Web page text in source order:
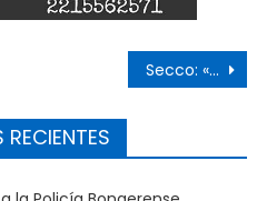
entradas Secco: «No estamos dividiendo al peronismo»
RECIENTES